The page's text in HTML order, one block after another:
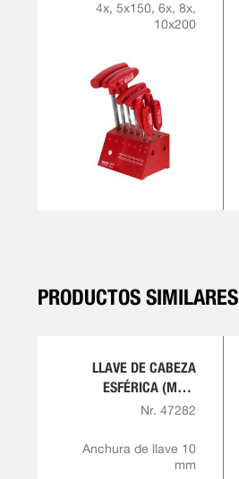
4x, 5x150, 6x, 8x,
10x200
PRODUCTOS SIMILARES
LLAVE DE CABEZA
ESFÉRICA (MM),
MODELO EXTRA
Nr. 47282
Anchura de llave 10
mm